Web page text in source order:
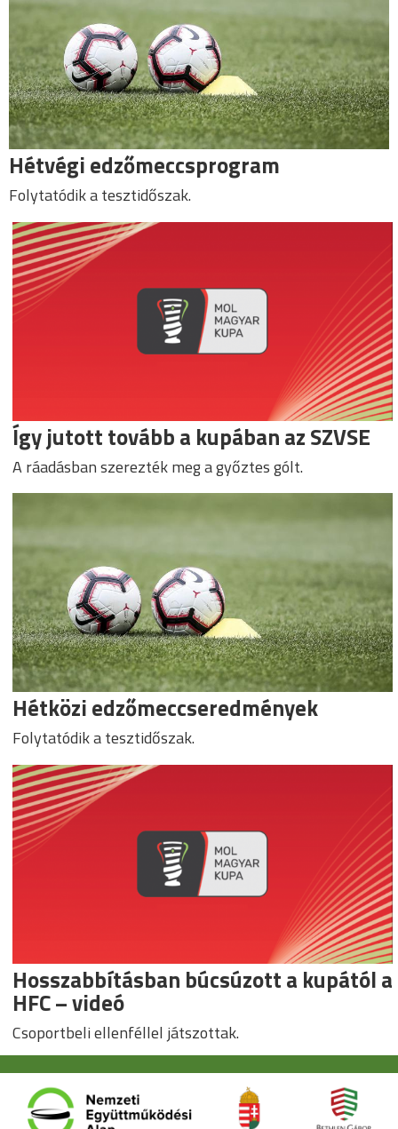
Hétvégi edzőmeccsprogram
Folytatódik a tesztidőszak.
Így jutott tovább a kupában az SZVSE
A ráadásban szerezték meg a győztes gólt.
Hétközi edzőmeccseredmények
Folytatódik a tesztidőszak.
Hosszabbításban búcsúzott a kupától a
HFC – videó
Csoportbeli ellenféllel játszottak.